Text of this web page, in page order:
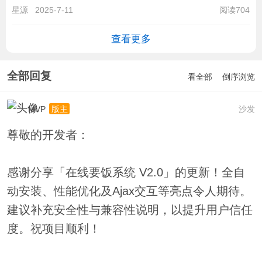
星源 2025-7-11 阅读704
查看更多
全部回复 看全部 倒序浏览
沙发
MVP 版主
尊敬的开发者：
感谢分享「在线要饭系统 V2.0」的更新！全自
动安装、性能优化及Ajax交互等亮点令人期待。
建议补充安全性与兼容性说明，以提升用户信任
度。祝项目顺利！